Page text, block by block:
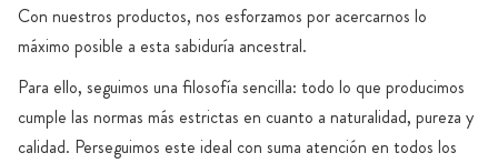
Con nuestros productos, nos esforzamos por acercarnos lo
máximo posible a esta sabiduría ancestral.
Para ello, seguimos una filosofía sencilla: todo lo que producimos
cumple las normas más estrictas en cuanto a naturalidad, pureza y
calidad. Perseguimos este ideal con suma atención en todos los